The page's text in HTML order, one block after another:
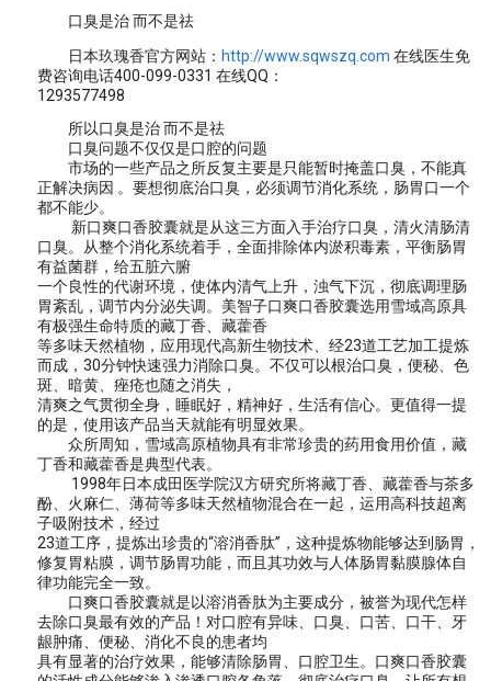
口臭是治 而不是祛
日本玖瑰香官方网站： http://www.sqwszq.com 在线医生免
费咨询电话400-099-0331 在线QQ：
1293577498
所以口臭是治 而不是祛
口臭问题不仅仅是口腔的问题
市场的一些产品之所反复主要是只能暂时掩盖口臭，不能真
正解决病因 。要想彻底治口臭，必须调节消化系统，肠胃口一个
都不能少。
新口爽口香胶囊就是从这三方面入手治疗口臭，清火清肠清
口臭。从整个消化系统着手，全面排除体内淤积毒素，平衡肠胃
有益菌群，给五脏六腑
一个良性的代谢环境，使体内清气上升，浊气下沉，彻底调理肠
胃紊乱，调节内分泌失调。美智子口爽口香胶囊选用雪域高原具
有极强生命特质的藏丁香、藏藿香
等多味天然植物，应用现代高新生物技术、经23道工艺加工提炼
而成，30分钟快速强力消除口臭。不仅可以根治口臭，便秘、色
斑、暗黄、痤疮也随之消失，
清爽之气贯彻全身，睡眠好，精神好，生活有信心。更值得一提
的是，使用该产品当天就能有明显效果。
众所周知，雪域高原植物具有非常珍贵的药用食用价值，藏
丁香和藏藿香是典型代表。
1998年日本成田医学院汉方研究所将藏丁香、藏藿香与茶多
酚、火麻仁、薄荷等多味天然植物混合在一起，运用高科技超离
子吸附技术，经过
23道工序，提炼出珍贵的“溶消香肽”，这种提炼物能够达到肠胃，
修复胃粘膜，调节肠胃功能，而且其功效与人体肠胃黏膜腺体自
律功能完全一致。
口爽口香胶囊就是以溶消香肽为主要成分，被誉为现代怎样
去除口臭最有效的产品！对口腔有异味、口臭、口苦、口干、牙
龈肿痛、便秘、消化不良的患者均
具有显著的治疗效果，能够清除肠胃、口腔卫生。口爽口香胶囊